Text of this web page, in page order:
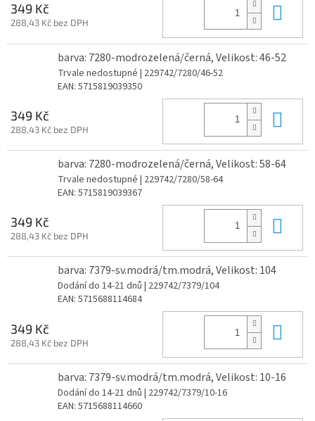
349 Kč
288,43 Kč bez DPH
barva: 7280-modrozelená/černá, Velikost: 46-52
Trvale nedostupné | 229742/7280/46-52
EAN: 5715819039350
349 Kč
288,43 Kč bez DPH
barva: 7280-modrozelená/černá, Velikost: 58-64
Trvale nedostupné | 229742/7280/58-64
EAN: 5715819039367
349 Kč
288,43 Kč bez DPH
barva: 7379-sv.modrá/tm.modrá, Velikost: 104
Dodání do 14-21 dnů | 229742/7379/104
EAN: 5715688114684
349 Kč
288,43 Kč bez DPH
barva: 7379-sv.modrá/tm.modrá, Velikost: 10-16
Dodání do 14-21 dnů | 229742/7379/10-16
EAN: 5715688114660